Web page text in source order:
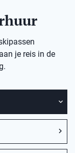
je reis in de